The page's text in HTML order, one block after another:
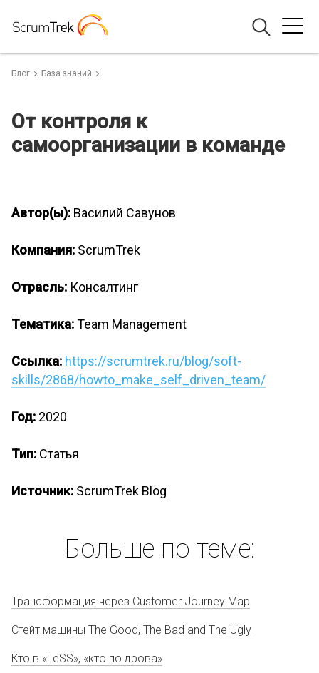
Блог База знаний
От контроля к
самоорганизации в команде
Автор(ы): Василий Савунов
Компания: ScrumTrek
Отрасль: Консалтинг
Тематика:Team Management
Ссылка: https://scrumtrek.ru/blog/soft-
skills/2868/howto_make_self_driven_team/
Год: 2020
Тип: Статья
Источник: ScrumTrek Blog
Больше по теме:
Трансформация через Customer Journey Map
Стейт машины The Good, The Bad and The Ugly
Кто в «LeSS», «кто по дрова»